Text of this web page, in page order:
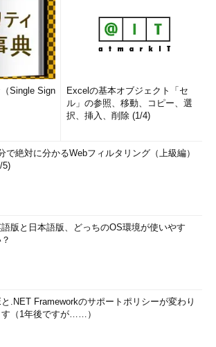
Single Sign
Excelの基本オブジェクト「セ
ル」の参照、移動、コピー、選
択、挿入、削除 (1/4)
で絶対に分かるWebフィルタリング（上級編）
5)
版と日本語版、どっちのOS環境が使いやす
と.NET Frameworkのサポートポリシーが変わり
す（1年後ですが……）